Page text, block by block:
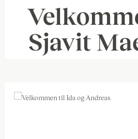
Sjavit